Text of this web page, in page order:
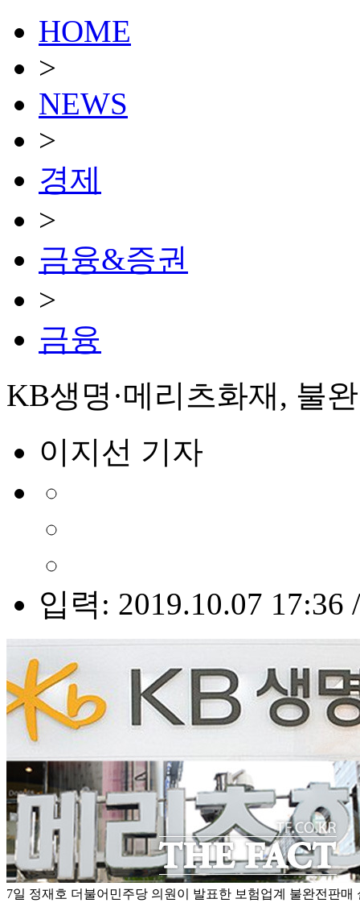
HOME
>
NEWS
>
경제
>
금융&증권
>
금융
KB생명·메리츠화재, 불
이지선 기자
입력: 2019.10.07 17:36
7일 정재호 더불어민주당 의원이 발표한 보험업계 불완전판매